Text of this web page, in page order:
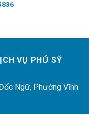
VỤ PHÚ SỸ
Ngữ, Phường Vĩnh